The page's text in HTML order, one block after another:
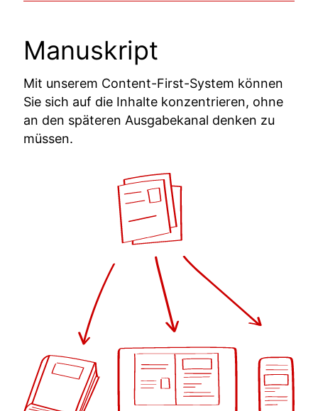
Manuskript
Mit unserem Content-First-System können
Sie sich auf die Inhalte konzentrieren, ohne
an den späteren Ausgabekanal denken zu
müssen.